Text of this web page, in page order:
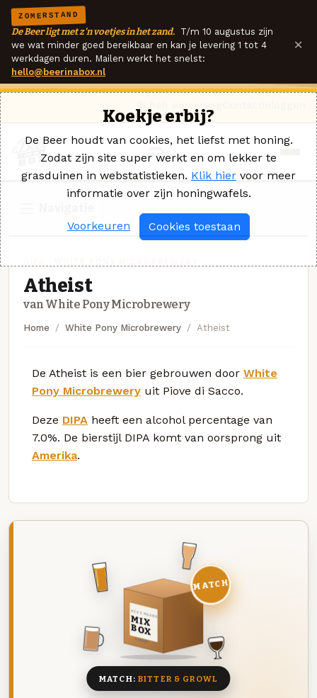
ZOMERSTAND
De Beer ligt met z'n voetjes in het zand. T/m 10 augustus zijn
we wat minder goed bereikbaar en kan je levering 1 tot 4
werkdagen duren. Mailen werkt het snelst:
hello@beerinabox.nl
×
Atheist
van White Pony Microbrewery
Home White Pony Microbrewery Atheist
De Atheist is een bier gebrouwen door White
Pony Microbrewery uit Piove di Sacco.
Deze DIPA heeft een alcohol percentage van
7.0%. De bierstijl DIPA komt van oorsprong uit
Amerika.
DEZE MAAND
MIX
BOX
8 BIEREN
MATCH
MATCH: BITTER & GROWL
Koekje erbij?
De Beer houdt van cookies, het liefst met honing.
Zodat zijn site super werkt en om lekker te
grasduinen in webstatistieken. Klik hier voor meer
informatie over zijn honingwafels.
Voorkeuren Cookies toestaan